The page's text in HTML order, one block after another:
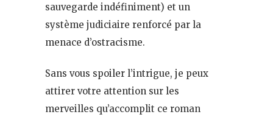
sauvegarde indéfiniment) et un
système judiciaire renforcé par la
menace d’ostracisme.
Sans vous spoiler l’intrigue, je peux
attirer votre attention sur les
merveilles qu’accomplit ce roman